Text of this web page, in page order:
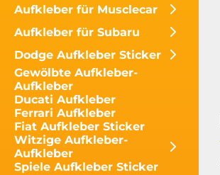
Aufkleber für Musclecar
Aufkleber für Subaru
Dodge Aufkleber Sticker
Gewölbte Aufkleber-
Aufkleber
Ducati Aufkleber
Ferrari Aufkleber
Fiat Aufkleber Sticker
Witzige Aufkleber-
Aufkleber
Spiele Aufkleber Sticker